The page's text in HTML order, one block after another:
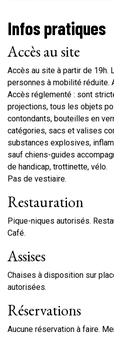
Infos pratiques
Accès au site
Accès au site à partir de
personnes à mobilité réduite.
Accès réglementé : sont
projections, tous les objets
contondants, bouteilles en
catégories, sacs et valises
substances explosives,
sauf chiens-guides
de handicap, trottinette, vélo.
Pas de vestiaire.
Restauration
Pique-niques autorisés.
Café.
Assises
Chaises à disposition sur
autorisées.
Réservations
Aucune réservation à faire.